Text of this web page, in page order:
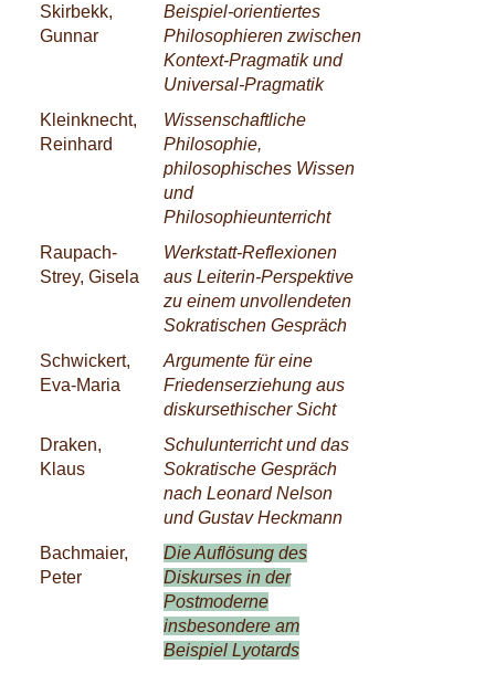
Skirbekk,
Gunnar
Beispiel-orientiertes
Philosophieren zwischen
Kontext-Pragmatik und
Universal-Pragmatik
Kleinknecht,
Reinhard
Wissenschaftliche
Philosophie,
philosophisches Wissen
und
Philosophieunterricht
Raupach-
Strey, Gisela
Werkstatt-Reflexionen
aus Leiterin-Perspektive
zu einem unvollendeten
Sokratischen Gespräch
Schwickert,
Eva-Maria
Argumente für eine
Friedenserziehung aus
diskursethischer Sicht
Draken,
Klaus
Schulunterricht und das
Sokratische Gespräch
nach Leonard Nelson
und Gustav Heckmann
Bachmaier,
Peter
Die Auflösung des
Diskurses in der
Postmoderne
insbesondere am
Beispiel Lyotards